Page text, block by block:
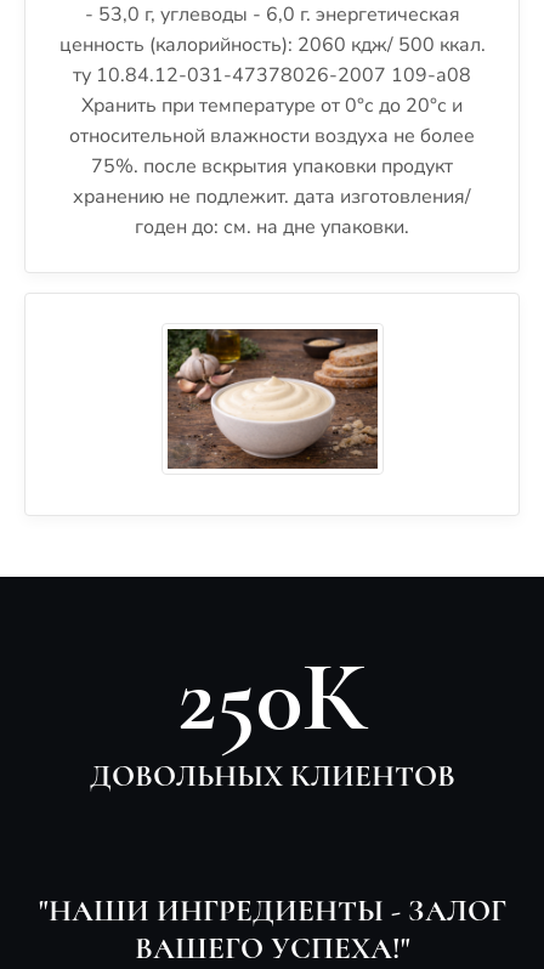
- 53,0 г, углеводы - 6,0 г. энергетическая
ценность (калорийность): 2060 кдж/ 500 ккал.
ту 10.84.12-031-47378026-2007 109-а08
Хранить при температуре от 0°с до 20°с и
относительной влажности воздуха не более
75%. после вскрытия упаковки продукт
хранению не подлежит. дата изготовления/
годен до: см. на дне упаковки.
250К
ДОВОЛЬНЫХ КЛИЕНТОВ
"НАШИ ИНГРЕДИЕНТЫ - ЗАЛОГ
ВАШЕГО УСПЕХА!"